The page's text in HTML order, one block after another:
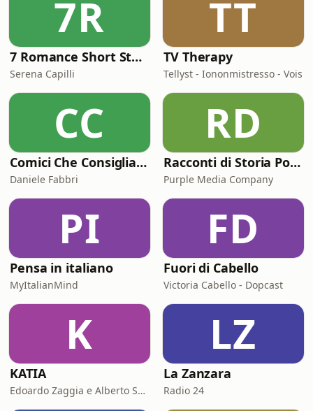
7R
7 Romance Short Stories in Italian (Graded Reader for Intermediate Learners (CEFR B1-B2)
Serena Capilli
TT
TV Therapy
Tellyst - Iononmistresso - Vois
CC
Comici Che Consigliano Cose
Daniele Fabbri
RD
Racconti di Storia Podcast
Purple Media Company
PI
Pensa in italiano
MyItalianMind
FD
Fuori di Cabello
Victoria Cabello - Dopcast
K
KATIA
Edoardo Zaggia e Alberto Sacco
LZ
La Zanzara
Radio 24